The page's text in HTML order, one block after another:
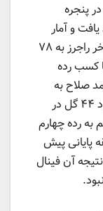
پنجره
سال ۲۰۱۶ بهبود یافت و آمار
گل‌های زده لیورپول از ۵۲ مورد در فصل آخر راجرز به ۷۸
کسب رده
صلاح به
لیورپول آمد و در نخستین فصل حضور خود ۴۴ گل در
به رده چهارم
پایانی پیش
آن فینال